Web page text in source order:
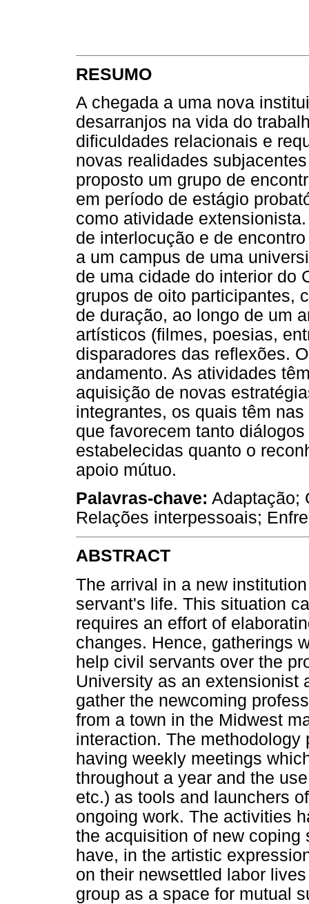
RESUMO
A chegada a uma nova
desarranjos na vida do
dificuldades relacionais e
novas realidades
proposto um grupo de
em período de estágio
como atividade
de interlocução e de
a um campus de uma
de uma cidade do interior do
grupos de oito participantes,
de duração, ao longo de um
artísticos (filmes, poesias,
disparadores das reflexões.
andamento. As atividades
aquisição de novas
integrantes, os quais têm
que favorecem tanto
estabelecidas quanto o
apoio mútuo.
Palavras-chave: Adaptação;
Relações interpessoais;
ABSTRACT
The arrival in a new
servant's life. This situation
requires an effort of
changes. Hence, gatherings
help civil servants over the
University as an extensionist
gather the newcoming
from a town in the Midwest
interaction. The
having weekly meetings
throughout a year and the
etc.) as tools and launchers
ongoing work. The activities
the acquisition of new coping
have, in the artistic
on their newsettled labor
group as a space for mutual